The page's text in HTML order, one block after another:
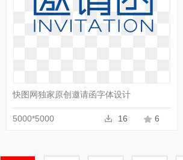
快图网独家原创邀请函字体设计
5000*5000 16 6